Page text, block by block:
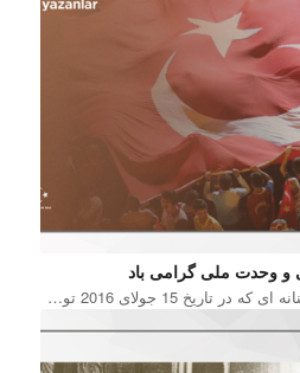
و وحدت ملی گرامی باد
15 جولای 2016 تو…